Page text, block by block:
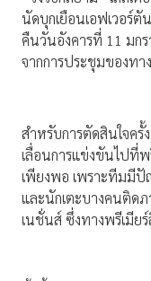
นัดบุกเยือนเอฟเวอร์
คืนวันอังคารที่ 11 มก
จากการประชุมของทา
สำหรับการตัดสินใจครั้
เลื่อนการแข่งขันไปที่
เพียงพอ เพราะทีมมีปั
และนักเตะบางคนติด
เนชั่นส์ ซึ่งทางพรีเมียร์